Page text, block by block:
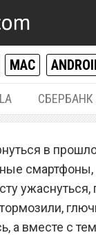
MAC
СБЕРБАНК
9
в
ужаснуться,
а вместе с